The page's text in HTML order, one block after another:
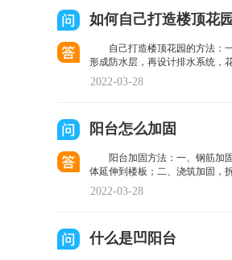
如何自己打造楼顶花园
自己打造楼顶花园的方法：
形成防水层，再设计排水系统，
2022-03-28
阳台怎么加固
阳台加固方法：一、钢筋加
体延伸到楼板；二、浇筑加固，
2022-03-28
什么是凹阳台